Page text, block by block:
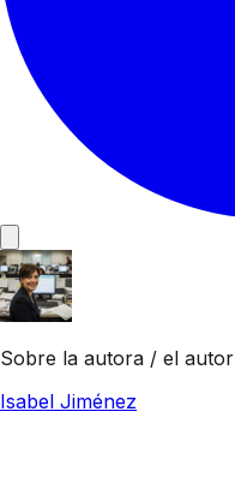
Sobre la autora / el autor
Isabel Jiménez